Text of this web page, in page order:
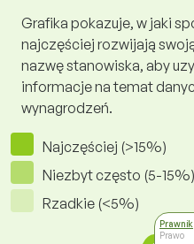
Grafika pokazuje, w jaki
najczęściej rozwijają
nazwę stanowiska, aby
informacje na temat
wynagrodzeń.
Najczęściej (>15%)
Niezbyt często (5-15%)
Rzadkie (<5%)
Prawnik
Prawo